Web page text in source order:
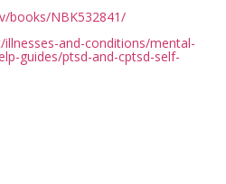
books/NBK532841/
and-conditions/mental-
guides/ptsd-and-cptsd-self-